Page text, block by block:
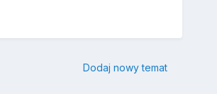
Dodaj nowy temat